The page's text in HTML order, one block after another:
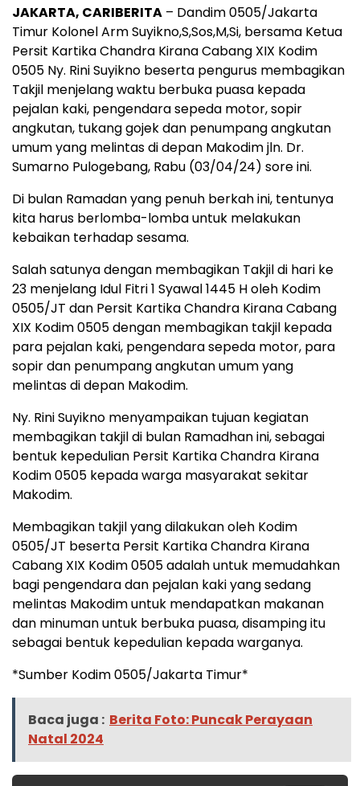
JAKARTA, CARIBERITA – Dandim 0505/Jakarta
Timur Kolonel Arm Suyikno,S,Sos,M,Si, bersama Ketua
Persit Kartika Chandra Kirana Cabang XIX Kodim
0505 Ny. Rini Suyikno beserta pengurus membagikan
Takjil menjelang waktu berbuka puasa kepada
pejalan kaki, pengendara sepeda motor, sopir
angkutan, tukang gojek dan penumpang angkutan
umum yang melintas di depan Makodim jln. Dr.
Sumarno Pulogebang, Rabu (03/04/24) sore ini.
Di bulan Ramadan yang penuh berkah ini, tentunya
kita harus berlomba-lomba untuk melakukan
kebaikan terhadap sesama.
Salah satunya dengan membagikan Takjil di hari ke
23 menjelang Idul Fitri 1 Syawal 1445 H oleh Kodim
0505/JT dan Persit Kartika Chandra Kirana Cabang
XIX Kodim 0505 dengan membagikan takjil kepada
para pejalan kaki, pengendara sepeda motor, para
sopir dan penumpang angkutan umum yang
melintas di depan Makodim.
Ny. Rini Suyikno menyampaikan tujuan kegiatan
membagikan takjil di bulan Ramadhan ini, sebagai
bentuk kepedulian Persit Kartika Chandra Kirana
Kodim 0505 kepada warga masyarakat sekitar
Makodim.
Membagikan takjil yang dilakukan oleh Kodim
0505/JT beserta Persit Kartika Chandra Kirana
Cabang XIX Kodim 0505 adalah untuk memudahkan
bagi pengendara dan pejalan kaki yang sedang
melintas Makodim untuk mendapatkan makanan
dan minuman untuk berbuka puasa, disamping itu
sebagai bentuk kepedulian kepada warganya.
*Sumber Kodim 0505/Jakarta Timur*
Baca juga : Berita Foto: Puncak Perayaan
Natal 2024